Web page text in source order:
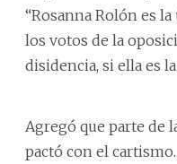
“Rosanna Rolón es
los votos de la
disidencia, si ella es
Agregó que parte de
pactó con el